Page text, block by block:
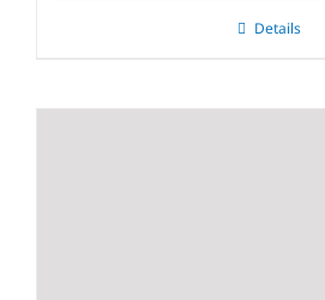
Details